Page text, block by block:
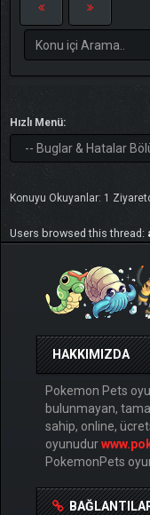
Hızlı Menü:
Konuyu Okuyanlar: 1
Users browsed this thread:
HAKKIMIZDA
Pokemon Pets
bulunmayan,
sahip, online,
oyunudur
PokemonPets